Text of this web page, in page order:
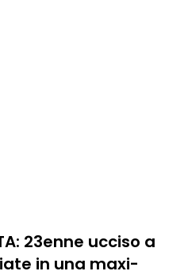
23enne ucciso a
in una maxi-